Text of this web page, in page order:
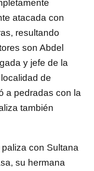
atacada con
resultando
son Abdel
y jefe de la
de
a pedradas con la
también
con Sultana
su hermana